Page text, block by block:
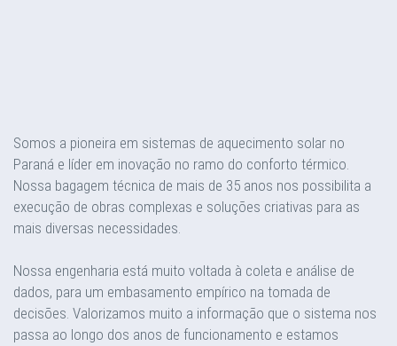
Somos a pioneira em sistemas de aquecimento solar no
Paraná e líder em inovação no ramo do conforto térmico.
Nossa bagagem técnica de mais de 35 anos nos possibilita a
execução de obras complexas e soluções criativas para as
mais diversas necessidades.
Nossa engenharia está muito voltada à coleta e análise de
dados, para um embasamento empírico na tomada de
decisões. Valorizamos muito a informação que o sistema nos
passa ao longo dos anos de funcionamento e estamos